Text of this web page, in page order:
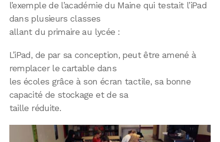
l’exemple de l’académie du Maine qui testait l’iPad
dans plusieurs classes
allant du primaire au lycée :
L’iPad, de par sa conception, peut être amené à
remplacer le cartable dans
les écoles grâce à son écran tactile, sa bonne
capacité de stockage et de sa
taille réduite.